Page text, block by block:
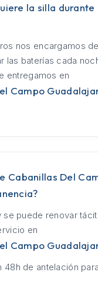
la silla durante
nos encargamos
las baterías cada
entregamos en
Campo
Cabanillas Del
se puede renovar
en
Campo
de antelación